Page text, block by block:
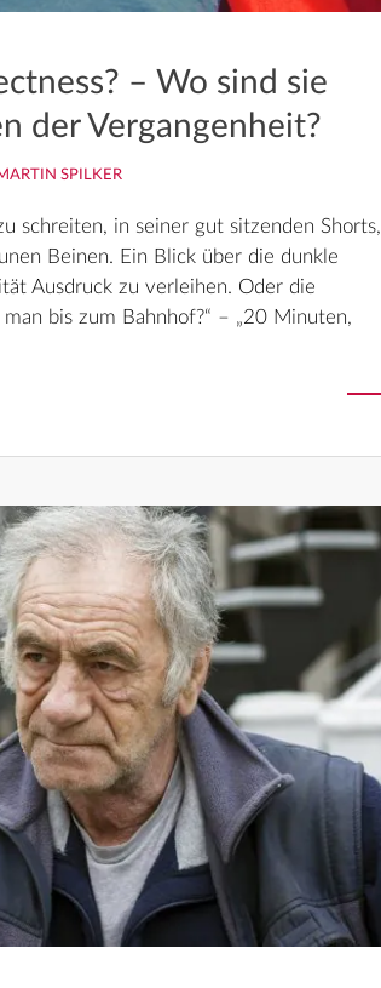
– Wo sind sie
der Vergangenheit?
SPILKER
schreiten, in seiner gut sitzenden Shorts,
Beinen. Ein Blick über die dunkle
Ausdruck zu verleihen. Oder die
bis zum Bahnhof?“ – „20 Minuten,